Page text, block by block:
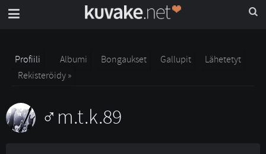
Profiili Albumi Bongaukset Gallupit
Lähetetyt
Rekisteröidy »
m.t.k.89